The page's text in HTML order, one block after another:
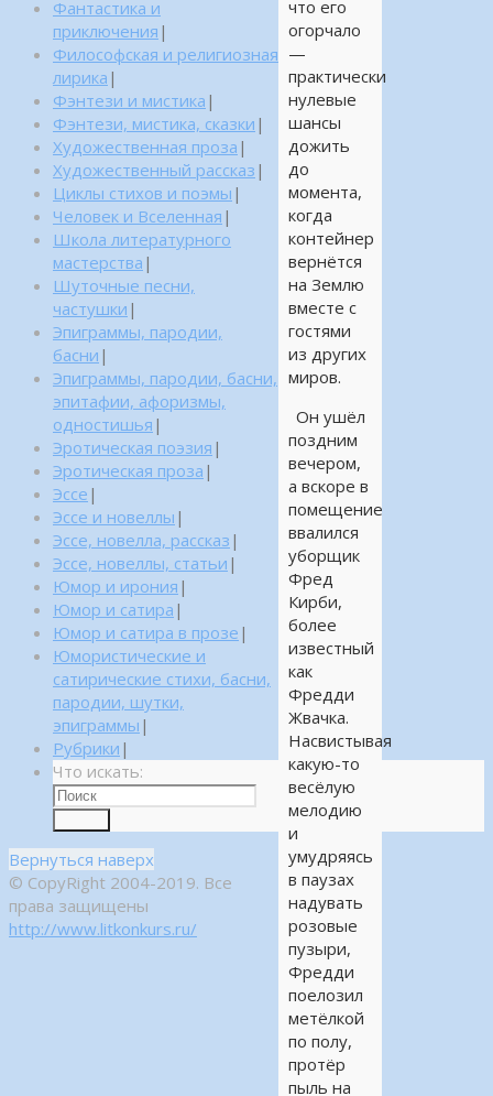
что его
огорчало
—
практически
нулевые
шансы
дожить
до
момента,
когда
контейнер
вернётся
на Землю
вместе с
гостями
из других
миров.
Он ушёл
поздним
вечером,
а вскоре в
помещение
ввалился
уборщик
Фред
Кирби,
более
известный
как
Фредди
Жвачка.
Насвистывая
какую-то
весёлую
мелодию
и
умудряясь
в паузах
надувать
розовые
пузыри,
Фредди
поелозил
метёлкой
по полу,
протёр
пыль на
Фантастика и
приключения |
Философская и религиозная
лирика |
Фэнтези и мистика |
Фэнтези, мистика, сказки |
Художественная проза |
Художественный рассказ |
Циклы стихов и поэмы |
Человек и Вселенная |
Школа литературного
мастерства |
Шуточные песни,
частушки |
Эпиграммы, пародии,
басни |
Эпиграммы, пародии, басни,
эпитафии, афоризмы,
одностишья |
Эротическая поэзия |
Эротическая проза |
Эссе |
Эссе и новеллы |
Эссе, новелла, рассказ |
Эссе, новеллы, статьи |
Юмор и ирония |
Юмор и сатира |
Юмор и сатира в прозе |
Юмористические и
сатирические стихи, басни,
пародии, шутки,
эпиграммы |
Рубрики |
Что искать:
Вернуться наверх
© CopyRight 2004-2019. Все
права защищены
http://www.litkonkurs.ru/